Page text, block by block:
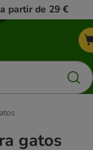
partir de 29 €
gatos